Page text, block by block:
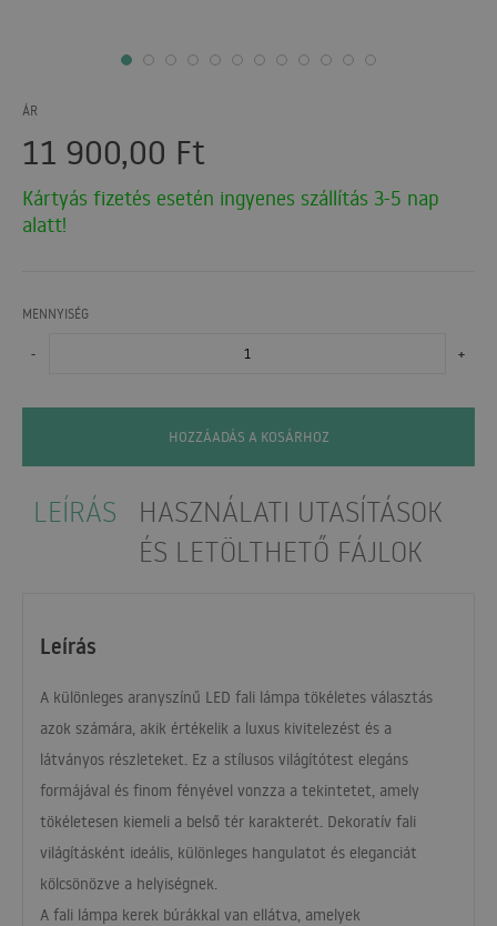
ÁR
11 900,00 Ft
Kártyás fizetés esetén ingyenes szállítás 3-5 nap
alatt!
MENNYISÉG
- +
HOZZÁADÁS A KOSÁRHOZ
LEÍRÁS
HASZNÁLATI UTASÍTÁSOK
ÉS LETÖLTHETŐ FÁJLOK
Leírás
A különleges aranyszínű LED fali lámpa tökéletes választás
azok számára, akik értékelik a luxus kivitelezést és a
látványos részleteket. Ez a stílusos világítótest elegáns
formájával és finom fényével vonzza a tekintetet, amely
tökéletesen kiemeli a belső tér karakterét. Dekoratív fali
világításként ideális, különleges hangulatot és eleganciát
kölcsönözve a helyiségnek.
A fali lámpa kerek búrákkal van ellátva, amelyek